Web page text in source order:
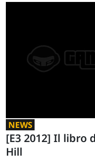
NEWS
[E3 2012] Il libro
Hill